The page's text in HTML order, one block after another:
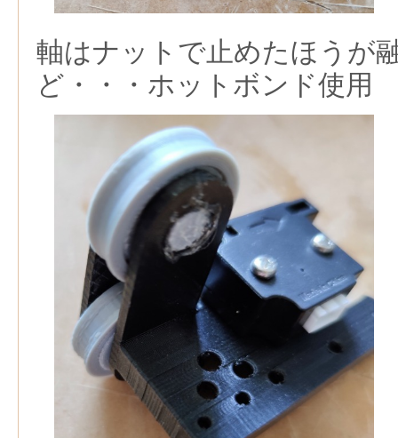
軸はナットで止めたほうが
ど・・・ホットボンド使用